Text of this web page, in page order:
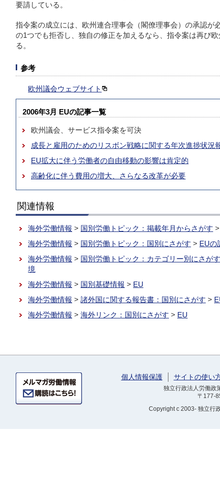
要請している。
指令案の成立には、欧州連合理事会（閣僚理事会）の承認が
の1つでも拒否し、独自の修正を加えるなら、指令案は再び
る。
参考
欧州議会ウェブサイト
2006年3月 EUの記事一覧
欧州議会、サービス指令案を可決
成長と雇用のためのリスボン戦略に関する年次進捗状況
EU拡大に伴う労働者の自由移動の影響は肯定的
高齢化に伴う費用の増大、さらなる改革が必要
関連情報
海外労働情報 > 国別労働トピック：掲載年月からさがす
海外労働情報 > 国別労働トピック：国別にさがす > EUの
海外労働情報 > 国別労働トピック：カテゴリー別にさがす
境
海外労働情報 > 国別基礎情報 > EU
海外労働情報 > 諸外国に関する報告書：国別にさがす >
海外労働情報 > 海外リンク：国別にさがす > EU
個人情報保護 サイトの使い
独立行政法人労働
〒177-
Copyrightc 2003- 独立行